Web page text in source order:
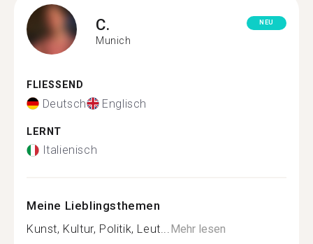
C.
Munich
NEU
FLIESSEND
Deutsch Englisch
LERNT
Italienisch
Meine Lieblingsthemen
Kunst, Kultur, Politik, Leut...Mehr lesen